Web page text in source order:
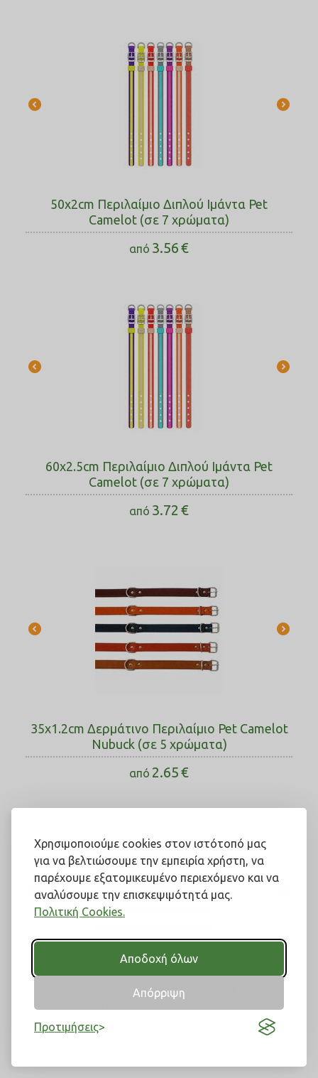
Χρησιμοποιούμε cookies στον ιστότοπό μας
για να βελτιώσουμε την εμπειρία χρήστη, να
παρέχουμε εξατομικευμένο περιεχόμενο και να
αναλύσουμε την επισκεψιμότητά μας.
Πολιτική Cookies.
Αποδοχή όλων
Απόρριψη
Προτιμήσεις
50x2cm Περιλαίμιο Διπλού Ιμάντα Pet
Camelot (σε 7 χρώματα)
από 3.56€
60x2.5cm Περιλαίμιο Διπλού Ιμάντα Pet
Camelot (σε 7 χρώματα)
από 3.72 €
35x1.2cm Δερμάτινο Περιλαίμιο Pet Camelot
Nubuck (σε 5 χρώματα)
από 2.65€
40x1.5cm Δερμάτινο Περιλαίμιο Pet Camelot
Nubuck (σε 5 χρώματα)